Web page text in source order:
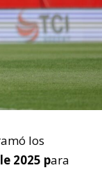
los
2025 para